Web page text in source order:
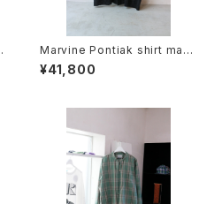
Marvine Pontiak shirt mak
ers / Bubbly SH
¥41,800